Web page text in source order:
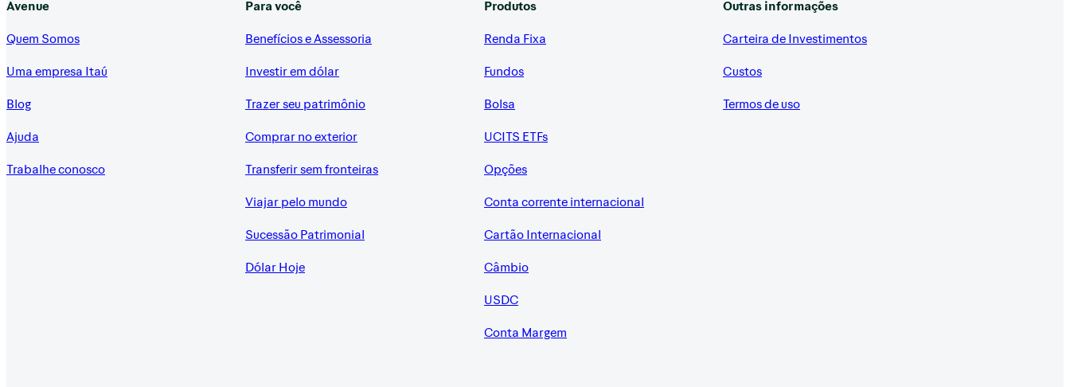
Avenue
Quem Somos
Uma empresa Itaú
Blog
Ajuda
Trabalhe conosco
Para você
Benefícios e Assessoria
Investir em dólar
Trazer seu patrimônio
Comprar no exterior
Transferir sem fronteiras
Viajar pelo mundo
Sucessão Patrimonial
Dólar Hoje
Produtos
Renda Fixa
Fundos
Bolsa
UCITS ETFs
Opções
Conta corrente internacional
Cartão Internacional
Câmbio
USDC
Conta Margem
Outras informações
Carteira de Investimentos
Custos
Termos de uso